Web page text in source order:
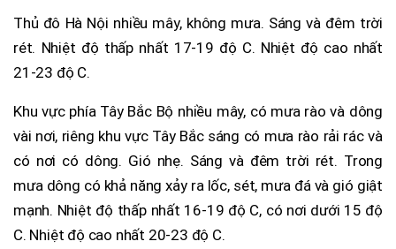
Thủ đô Hà Nội nhiều mây, không mưa. Sáng và đêm trời
rét. Nhiệt độ thấp nhất 17-19 độ C. Nhiệt độ cao nhất
21-23 độ C.
Khu vực phía Tây Bắc Bộ nhiều mây, có mưa rào và dông
vài nơi, riêng khu vực Tây Bắc sáng có mưa rào rải rác và
có nơi có dông. Gió nhẹ. Sáng và đêm trời rét. Trong
mưa dông có khả năng xảy ra lốc, sét, mưa đá và gió giật
mạnh. Nhiệt độ thấp nhất 16-19 độ C, có nơi dưới 15 độ
C. Nhiệt độ cao nhất 20-23 độ C.